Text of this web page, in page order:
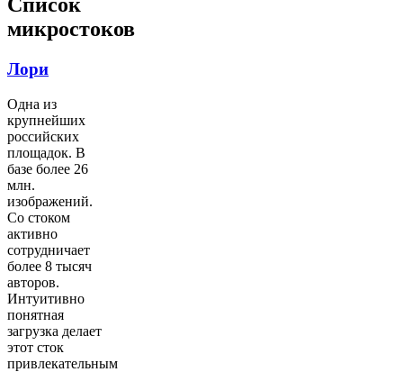
микростоков
Лори
Одна из
крупнейших
российских
площадок. В
базе более 26
млн.
изображений.
Со стоком
активно
сотрудничает
более 8 тысяч
авторов.
Интуитивно
понятная
загрузка делает
этот сток
привлекательным